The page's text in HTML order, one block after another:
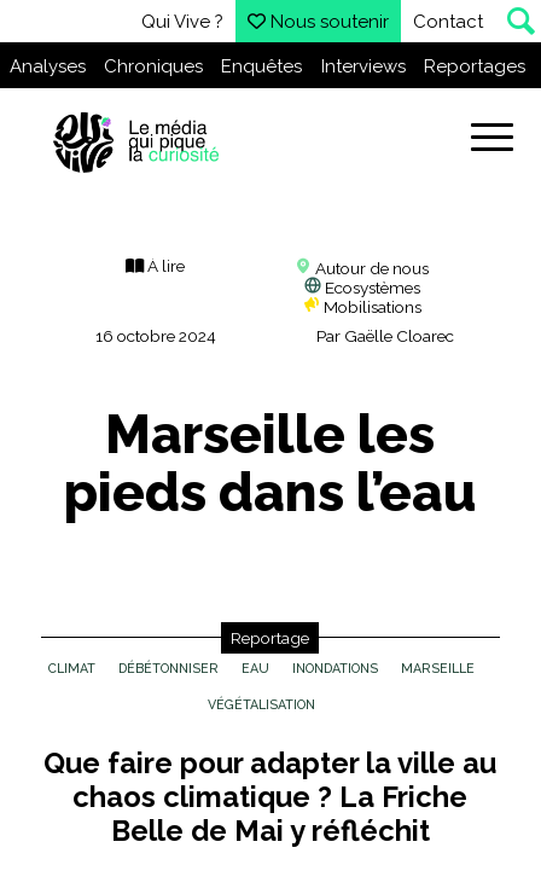
Qui Vive ? Nous soutenir Contact
Analyses Chroniques Enquêtes Interviews Reportages
À lire
Autour de nous
Ecosystèmes
Mobilisations
16 octobre 2024
Par Gaëlle Cloarec
Marseille les
pieds dans l’eau
Reportage
CLIMAT DÉBÉTONNISER EAU INONDATIONS MARSEILLE
VÉGÉTALISATION
Que faire pour adapter la ville au
chaos climatique ? La Friche
Belle de Mai y réfléchit